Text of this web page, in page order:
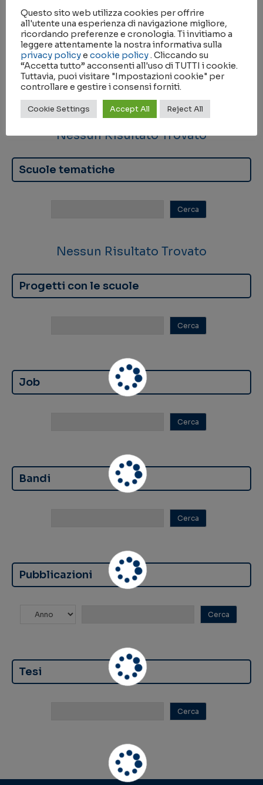
Nessun Risultato Trovato
Seminari
Nessun Risultato Trovato
Scuole tematiche
Nessun Risultato Trovato
Progetti con le scuole
Job
Bandi
Pubblicazioni
Tesi
Questo sito web utilizza cookies per offrire
all'utente una esperienza di navigazione migliore,
ricordando preferenze e cronologia. Ti invitiamo a
leggere attentamente la nostra informativa sulla
privacy policye cookie policy . Cliccando su
“Accetta tutto” acconsenti all'uso di TUTTI i cookie.
Tuttavia, puoi visitare "Impostazioni cookie" per
controllare e gestire i consensi forniti.
Cookie Settings Accept All Reject All